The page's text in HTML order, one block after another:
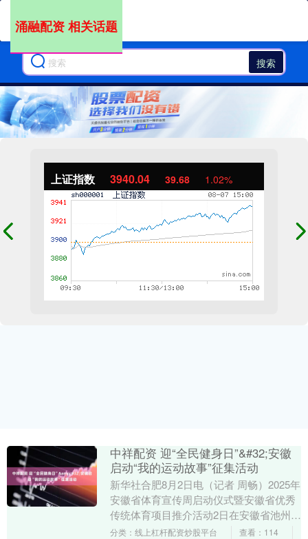
搜索
上证指数 3940.04 39.68 1.02%
涌融配资 相关话题
中祥配资 迎“全民健身日”&#32;安徽
启动“我的运动故事”征集活动
新华社合肥8月2日电（记者 周畅）2025年
安徽省体育宣传周启动仪式暨安徽省优秀
传统体育项目推介活动2日在安徽省池州市
举行，现场发布了安徽省全民健身主题
分类：线上杠杆配资炒股平台 查看：114